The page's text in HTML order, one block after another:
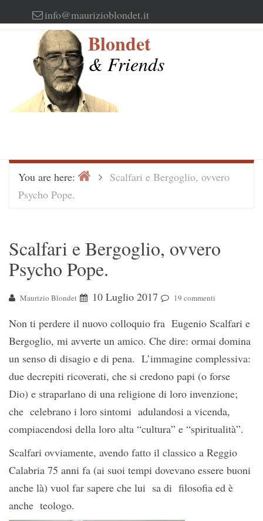
to
info@maurizioblondet.it
Blondet
& Friends
You are here: HomeScalfari e Bergoglio, ovvero
Psycho Pope.
Scalfari e Bergoglio, ovvero
Psycho Pope.
Maurizio Blondet 10 Luglio 2017 19 commenti
Non ti perdere il nuovo colloquio fra Eugenio Scalfari e
Bergoglio, mi avverte un amico. Che dire: ormai domina
un senso di disagio e di pena. L’immagine complessiva:
due decrepiti ricoverati, che si credono papi (o forse
Dio) e straparlano di una religione di loro invenzione;
che celebrano i loro sintomi adulandosi a vicenda,
compiacendosi della loro alta “cultura” e “spiritualità”.
Scalfari ovviamente, avendo fatto il classico a Reggio
Calabria 75 anni fa (ai suoi tempi dovevano essere buoni
anche là) vuol far sapere che lui sa di filosofia ed è
anche teologo.